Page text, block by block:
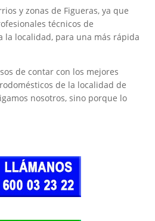
y zonas de Figueras, ya que
técnicos de
la localidad, para una más rápida
de contar con los mejores
de la localidad de
nosotros, sino porque lo